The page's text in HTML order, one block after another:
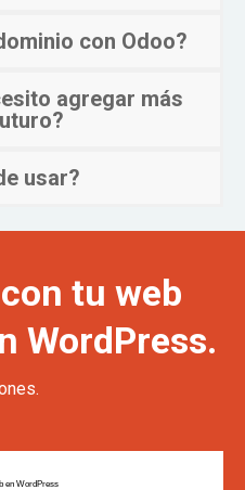
con Odoo?
agregar más
usar?
tu web
WordPress.
en WordPress